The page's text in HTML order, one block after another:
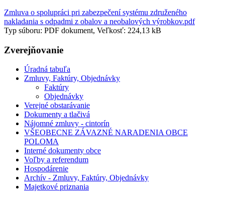
Zmluva o spolupráci pri zabezpečení systému združeného
nakladania s odpadmi z obalov a neobalových výrobkov.pdf
Typ súboru: PDF dokument, Veľkosť: 224,13 kB
Zverejňovanie
Úradná tabuľa
Zmluvy, Faktúry, Objednávky
Faktúry
Objednávky
Verejné obstarávanie
Dokumenty a tlačivá
Nájomné zmluvy - cintorín
VŠEOBECNE ZÁVAZNÉ NARADENIA OBCE
POLOMA
Interné dokumenty obce
Voľby a referendum
Hospodárenie
Archív - Zmluvy, Faktúry, Objednávky
Majetkové priznania